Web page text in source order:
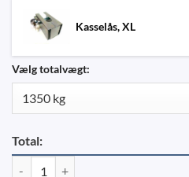
Kasselås, XL
Vælg totalvægt:
Total: